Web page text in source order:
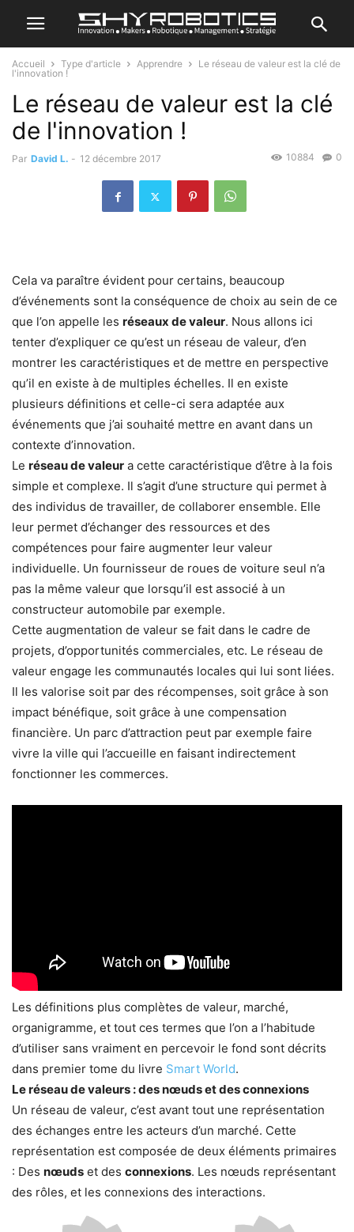
Accueil Type d'article Apprendre
Le réseau de valeur est la clé de
l'innovation !
Le réseau de valeur est la clé
de l'innovation !
Par David L. - 12 décembre 2017 0
10884
Cela va paraître évident pour certains, beaucoup
d’événements sont la conséquence de choix au sein de ce
que l’on appelle les réseaux de valeur. Nous allons ici
tenter d’expliquer ce qu’est un réseau de valeur, d’en
montrer les caractéristiques et de mettre en perspective
qu’il en existe à de multiples échelles. Il en existe
plusieurs définitions et celle-ci sera adaptée aux
événements que j’ai souhaité mettre en avant dans un
contexte d’innovation.
Le réseau de valeur a cette caractéristique d’être à la fois
simple et complexe. Il s’agit d’une structure qui permet à
des individus de travailler, de collaborer ensemble. Elle
leur permet d’échanger des ressources et des
compétences pour faire augmenter leur valeur
individuelle. Un fournisseur de roues de voiture seul n’a
pas la même valeur que lorsqu’il est associé à un
constructeur automobile par exemple.
Cette augmentation de valeur se fait dans le cadre de
projets, d’opportunités commerciales, etc. Le réseau de
valeur engage les communautés locales qui lui sont liées.
Il les valorise soit par des récompenses, soit grâce à son
impact bénéfique, soit grâce à une compensation
financière. Un parc d’attraction peut par exemple faire
vivre la ville qui l’accueille en faisant indirectement
fonctionner les commerces.
Les définitions plus complètes de valeur, marché,
organigramme, et tout ces termes que l’on a l’habitude
d’utiliser sans vraiment en percevoir le fond sont décrits
dans premier tome du livre Smart World.
Le réseau de valeurs : des nœuds et des connexions
Un réseau de valeur, c’est avant tout une représentation
des échanges entre les acteurs d’un marché. Cette
représentation est composée de deux éléments primaires
: Des nœuds et des connexions. Les nœuds représentant
des rôles, et les connexions des interactions.